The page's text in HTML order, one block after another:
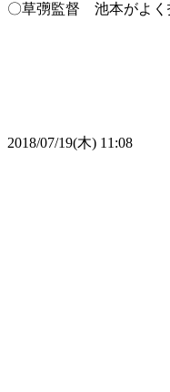
〇草彅監督 池本がよく
2018/07/19(木) 11:08